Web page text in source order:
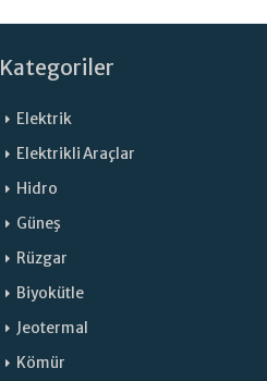
Kategoriler
Elektrik
Elektrikli Araçlar
Hidro
Güneş
Rüzgar
Biyokütle
Jeotermal
Kömür